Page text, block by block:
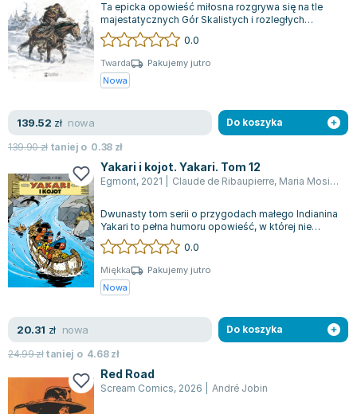
Jan Piński
Zygmunt Freud
Agata Passent
Michel Moran
Katarzyna Miller
Antoine de Saint Exupery
Lew Tołstoj
Mark Twain
Marcin Meller
Paulina Młynarska
ks. Piotr Pawlukiewicz
Jarosław Sokołowski
Piotr Semka
Jarosław Iwaszkiewicz
Joseph Murphy
Jan Sztaudynger
Ta epicka opowieść miłosna rozgrywa się na tle
majestatycznych Gór Skalistych i rozległych
Wielkich Równin. Poznajemy losy rodziny...
0.0
Twarda
Pakujemy jutro
Nowa
139.52 zł nowa
139.90zł taniej o 0.38 zł
Do koszyka
Yakari i kojot. Yakari. Tom 12
Egmont, 2021 Claude de Ribaupierre, Maria Mosi,
Dwunasty tom serii o przygodach małego Indianina
Yakari to pełna humoru opowieść, w której nie
brakuje emocji i niezwykłych wydarz...
0.0
Miękka
Pakujemy jutro
Nowa
20.31 zł nowa
24.99złtaniej o 4.68zł
Do koszyka
Red Road
Scream Comics, 2026 André Jobin